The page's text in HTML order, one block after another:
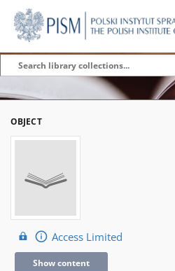
OBJECT
Access Limited
Show content